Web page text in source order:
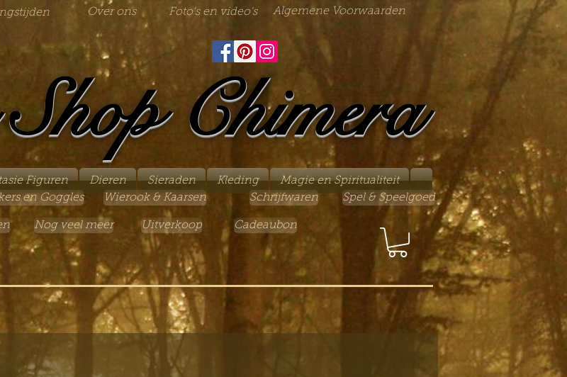
Over ons Foto's en video's Algemene Voorwaarden
Chimera
Figuren Dieren Sieraden Kleding
Magie en Spiritualiteit
en Goggles Wierook & Kaarsen Schrijfwaren
Nog veel meer Uitverkoop Cadeaubon
Spel & Speelgoed